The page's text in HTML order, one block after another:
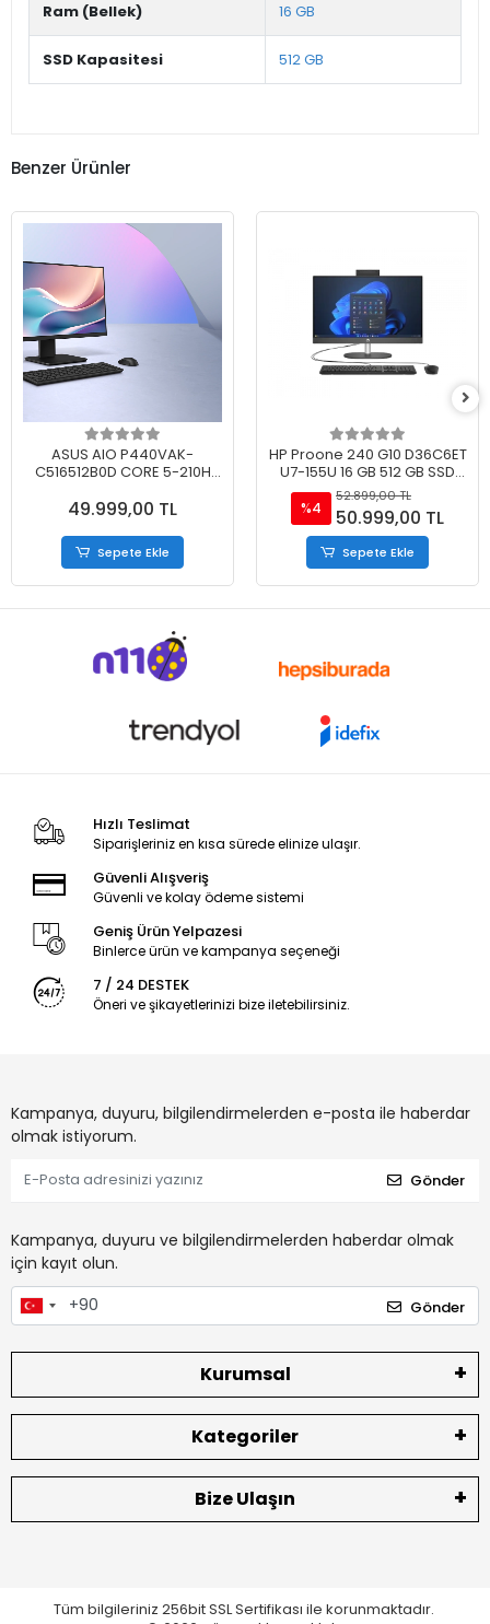
Ram (Bellek) 16 GB
SSD Kapasitesi 512 GB
Benzer Ürünler
ASUS AIO P440VAK-
C516512B0D CORE 5-210H
SİYAH
49.999,00 TL
Sepete Ekle
HP Proone 240 G10 D36C6ET
U7-155U 16 GB 512 GB SSD
23.8'' FHD Siyah Freedos All
In One Pc
%4
52.899,00 TL
50.999,00 TL
Sepete Ekle
Hızlı Teslimat
Siparişleriniz en kısa sürede elinize ulaşır.
Güvenli Alışveriş
Güvenli ve kolay ödeme sistemi
Geniş Ürün Yelpazesi
Binlerce ürün ve kampanya seçeneği
7 / 24 DESTEK
Öneri ve şikayetlerinizi bize iletebilirsiniz.
Kampanya, duyuru, bilgilendirmelerden e-posta ile haberdar
olmak istiyorum.
Gönder
Kampanya, duyuru ve bilgilendirmelerden haberdar olmak
için kayıt olun.
Gönder
Kurumsal
Kategoriler
Bize Ulaşın
Tüm bilgileriniz 256bit SSL Sertifikası ile korunmaktadır.